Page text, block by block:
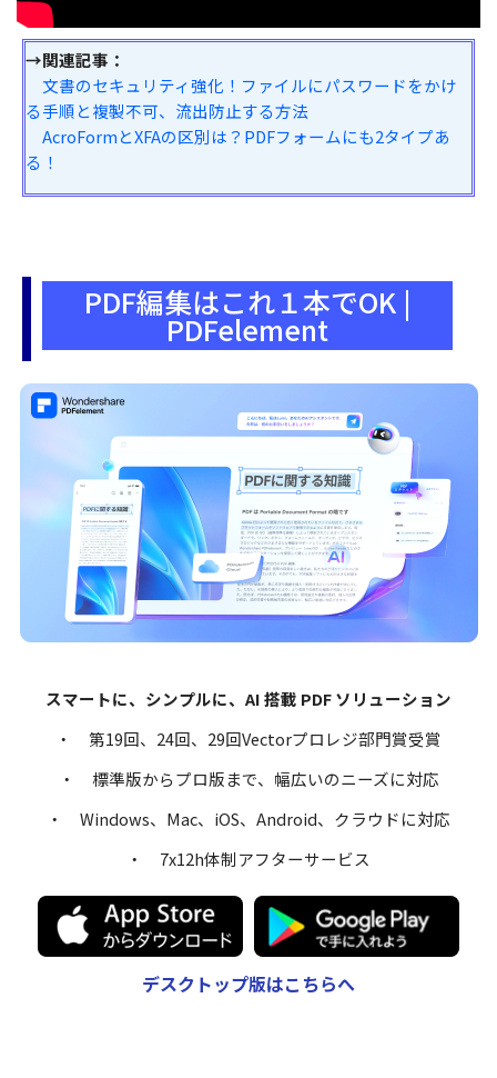
→関連記事：
文書のセキュリティ強化！ファイルにパスワードをかけ
る手順と複製不可、流出防止する方法
AcroFormとXFAの区別は？PDFフォームにも2タイプあ
る！
PDF編集はこれ１本でOK |
PDFelement
スマートに、シンプルに、AI 搭載 PDF ソリューション
・ 第19回、24回、29回Vectorプロレジ部門賞受賞
・ 標準版からプロ版まで、幅広いのニーズに対応
・ Windows、Mac、iOS、Android、クラウドに対応
・ 7x12h体制アフターサービス
デスクトップ版はこちらへ